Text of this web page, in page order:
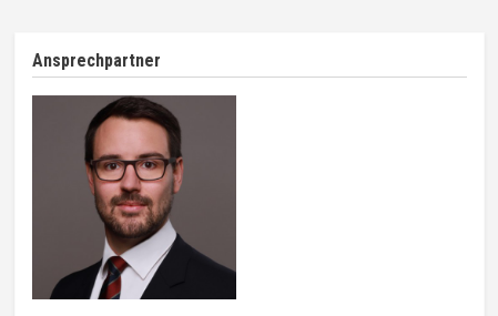
Ansprechpartner